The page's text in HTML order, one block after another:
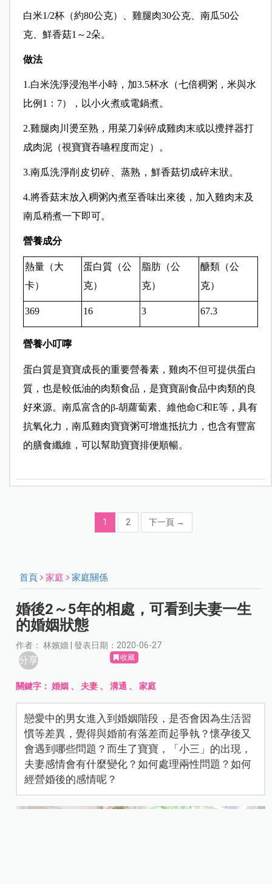
白米1/2杯（約80公克）、雞腿肉30公克、南瓜50公
克、鮮香菇1～2朵。
做法
1.白米洗淨浸泡半小時，加3.5杯水（七倍稠粥，米與水
比例1：7），以小火煮或電鍋煮。
2.雞腿肉川燙至熟，用菜刀剁碎成雞肉末或以攪拌器打
成肉泥（視寶寶吞嚥程度而定）。
3.南瓜洗淨削皮切碎、蒸熟，鮮香菇切成碎末狀。
4.將香菇末放入稠粥內煮至香味出來後，加入雞肉末及
南瓜稍煮一下即可。
營養成分
熱量（大
卡）
蛋白質（公
克）
脂肪（公
克）
醣類（公
克）
369 16 3 67.3
營養小叮嚀
蛋白質是寶寶成長的重要營養素，雞肉不但可提供蛋白
質，也是較低油的肉類食品，是寶寶副食品中肉類的良
好來源。南瓜富含的β-胡蘿蔔素、維他命C和E等，具有
抗氧化力，南瓜雞肉寶寶粥可增進抵抗力，也含有豐富
的膳食纖維，可以幫助寶寶排便順暢。
1 2 下一頁 →
首頁 家庭 家庭關係
婚後2～5年的相處，可看到夫妻一生
的婚姻狀態
作者： 林嬪嬙 | 發表日期：2020-06-27
分享 收藏
關鍵字：婚姻 、 夫妻 、溝通 、家庭
戀愛中的男女進入到婚姻階段，是否會因為生活習
慣等差異，覺得與婚前有落差而起爭執？懷孕後又
會遇到哪些問題？而生了寶寶，「小三」的出現，
夫妻感情會有什麼變化？如何處理兩性問題？如何
經營婚後的感情呢？